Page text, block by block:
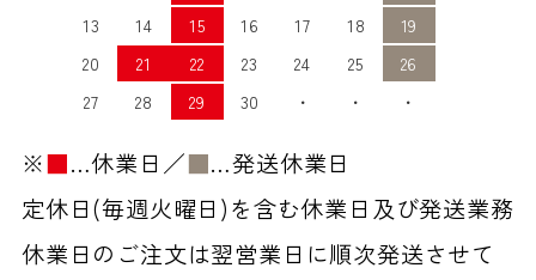
13
14 15 16 17 18
19
20
21 22 23 24 25
26
27
28 29 30 ・ ・ ・
※■…休業日／■…発送休業日
定休日(毎週火曜日)を含む休業日及び発送業務
休業日のご注文は翌営業日に順次発送させて